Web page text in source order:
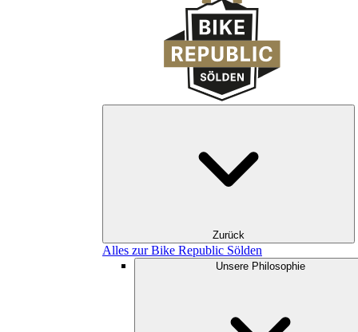
Zurück
Alles zur Bike Republic Sölden
Unsere Philosophie